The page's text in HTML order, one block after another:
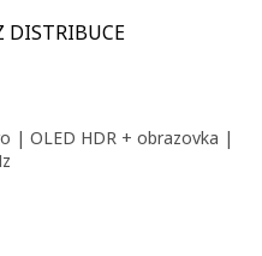
DISTRIBUCE
| OLED HDR + obrazovka |